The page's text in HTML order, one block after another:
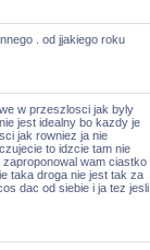
. od jjakiego roku
w przeszlosci jak byly
jest idealny bo kazdy je
jak rowniez ja nie
to idzcie tam nie
wam ciastko
taka droga nie jest tak za
dac od siebie i ja tez jesli